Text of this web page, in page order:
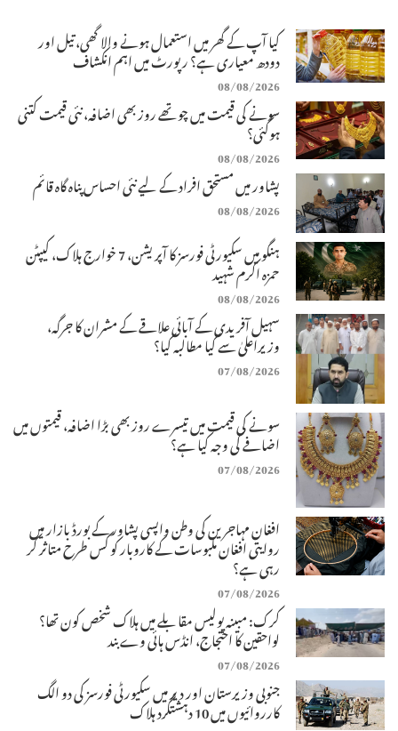
کیا آپ کے گھر میں استعمال ہونے والا گھی، تیل اور
دودھ معیاری ہے؟ رپورٹ میں اہم انکشاف
08/08/2026
سونے کی قیمت میں چوتھے روز بھی اضافہ، نئی قیمت کتنی
ہوگئی؟
08/08/2026
پشاور میں مستحق افراد کے لیے نئی احساس پناہ گاہ قائم
08/08/2026
ہنگو میں سکیورٹی فورسز کا آپریشن، 7 خوارج ہلاک، کیپٹن
حمزہ اکرم شہید
08/08/2026
سہیل آفریدی کے آبائی علاقے کے مشران کا جرگہ،
وزیراعلیٰ سے کیا مطالبہ کیا؟
07/08/2026
سونے کی قیمت میں تیسرے روز بھی بڑا اضافہ، قیمتوں میں
اضافے کی وجہ کیا ہے؟
07/08/2026
افغان مہاجرین کی وطن واپسی پشاور کے بورڈ بازار میں
روایتی افغان ملبوسات کے کاروبار کو کس طرح متاثر کر
رہی ہے؟
07/08/2026
کرک: مبینہ پولیس مقابلے میں ہلاک شخص کون تھا؟
لواحقین کا احتجاج، انڈس ہائی وے بند
07/08/2026
جنوبی وزیرستان اور دیر میں سکیورٹی فورسز کی دو الگ
کارروائیوں میں 10 دہشتگرد ہلاک